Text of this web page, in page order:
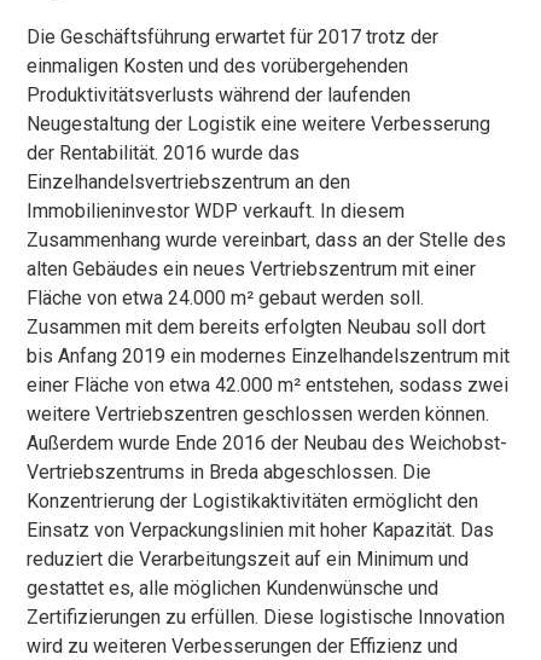
Die Geschäftsführung erwartet für 2017 trotz der
einmaligen Kosten und des vorübergehenden
Produktivitätsverlusts während der laufenden
Neugestaltung der Logistik eine weitere Verbesserung
der Rentabilität. 2016 wurde das
Einzelhandelsvertriebszentrum an den
Immobilieninvestor WDP verkauft. In diesem
Zusammenhang wurde vereinbart, dass an der Stelle des
alten Gebäudes ein neues Vertriebszentrum mit einer
Fläche von etwa 24.000 m² gebaut werden soll.
Zusammen mit dem bereits erfolgten Neubau soll dort
bis Anfang 2019 ein modernes Einzelhandelszentrum mit
einer Fläche von etwa 42.000 m² entstehen, sodass zwei
weitere Vertriebszentren geschlossen werden können.
Außerdem wurde Ende 2016 der Neubau des Weichobst-
Vertriebszentrums in Breda abgeschlossen. Die
Konzentrierung der Logistikaktivitäten ermöglicht den
Einsatz von Verpackungslinien mit hoher Kapazität. Das
reduziert die Verarbeitungszeit auf ein Minimum und
gestattet es, alle möglichen Kundenwünsche und
Zertifizierungen zu erfüllen. Diese logistische Innovation
wird zu weiteren Verbesserungen der Effizienz und